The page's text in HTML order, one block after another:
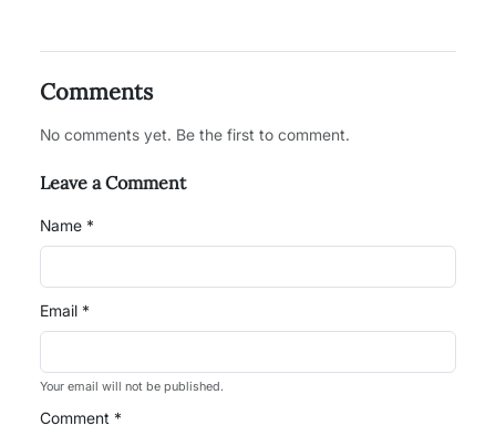
Comments
No comments yet. Be the first to comment.
Leave a Comment
Name *
Email *
Your email will not be published.
Comment *